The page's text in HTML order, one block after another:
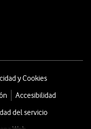
y Cookies
Accesibilidad
del servicio